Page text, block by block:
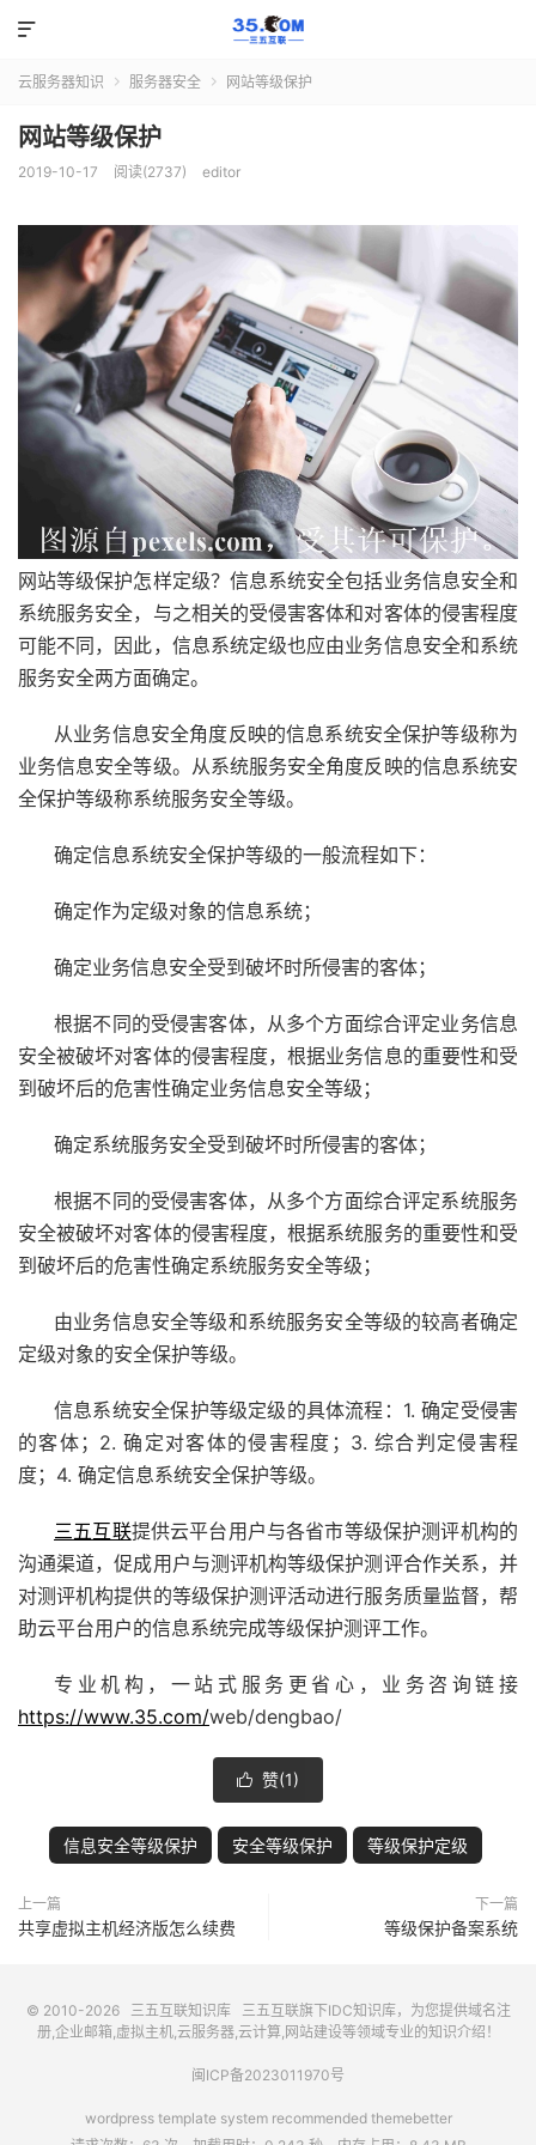

云服务器知识  服务器安全  网站等级保护
网站等级保护
2019-10-17 阅读(2737) editor
网站等级保护怎样定级？信息系统安全包括业务信息安全和
系统服务安全，与之相关的受侵害客体和对客体的侵害程度
可能不同，因此，信息系统定级也应由业务信息安全和系统
服务安全两方面确定。
从业务信息安全角度反映的信息系统安全保护等级称为
业务信息安全等级。从系统服务安全角度反映的信息系统安
全保护等级称系统服务安全等级。
确定信息系统安全保护等级的一般流程如下：
确定作为定级对象的信息系统；
确定业务信息安全受到破坏时所侵害的客体；
根据不同的受侵害客体，从多个方面综合评定业务信息
安全被破坏对客体的侵害程度，根据业务信息的重要性和受
到破坏后的危害性确定业务信息安全等级；
确定系统服务安全受到破坏时所侵害的客体；
根据不同的受侵害客体，从多个方面综合评定系统服务
安全被破坏对客体的侵害程度，根据系统服务的重要性和受
到破坏后的危害性确定系统服务安全等级；
由业务信息安全等级和系统服务安全等级的较高者确定
定级对象的安全保护等级。
信息系统安全保护等级定级的具体流程：1. 确定受侵害
的客体；2. 确定对客体的侵害程度；3. 综合判定侵害程
度；4. 确定信息系统安全保护等级。
三五互联提供云平台用户与各省市等级保护测评机构的
沟通渠道，促成用户与测评机构等级保护测评合作关系，并
对测评机构提供的等级保护测评活动进行服务质量监督，帮
助云平台用户的信息系统完成等级保护测评工作。
专业机构，一站式服务更省心，业务咨询链接
https://www.35.com/web/dengbao/
 赞(1)
信息安全等级保护 安全等级保护 等级保护定级
上一篇
共享虚拟主机经济版怎么续费
下一篇
等级保护备案系统
© 2010-2026 三五互联知识库 三五互联旗下IDC知识库，为您提供域名注
册,企业邮箱,虚拟主机,云服务器,云计算,网站建设等领域专业的知识介绍！
闽ICP备2023011970号
wordpress template system recommended themebetter